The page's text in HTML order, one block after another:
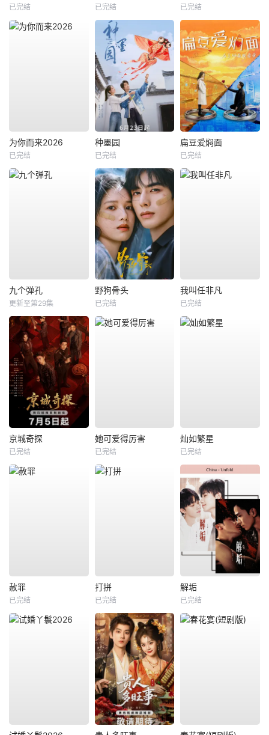
已完结 已完结 已完结
为你而来2026
已完结
种墨园
已完结
扁豆爱焖面
已完结
九个弹孔
更新至第29集
野狗骨头
已完结
我叫任非凡
已完结
京城奇探
已完结
她可爱得厉害
已完结
灿如繁星
已完结
赦罪
已完结
打拼
已完结
解垢
已完结